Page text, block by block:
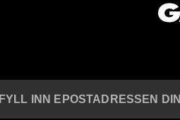
FYLL INN EPOSTADRESSEN DIN